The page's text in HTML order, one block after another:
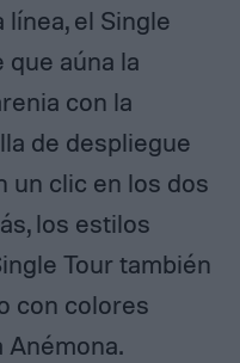
línea, el Single
aúna la
con la
de despliegue
un clic en los dos
los estilos
Tour también
con colores
Anémona.